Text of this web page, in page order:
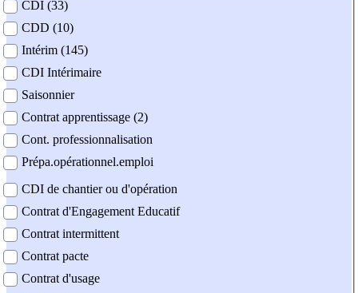
contrat
CDI (33)
CDD (10)
Intérim (145)
CDI Intérimaire
Saisonnier
Contrat apprentissage (2)
Cont. professionnalisation
Prépa.opérationnel.emploi
CDI de chantier ou d'opération
Contrat d'Engagement Educatif
Contrat intermittent
Contrat pacte
Contrat d'usage